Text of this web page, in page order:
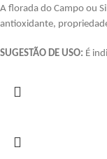
A florada do Campo ou
antioxidante,
SUGESTÃO DE USO: É